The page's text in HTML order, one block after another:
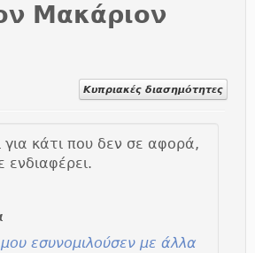
Μακάριον
Κυπριακές διασημότητες
για κάτι που δεν σε αφορά,
ενδιαφέρει.
εσυνομιλούσεν με άλλα